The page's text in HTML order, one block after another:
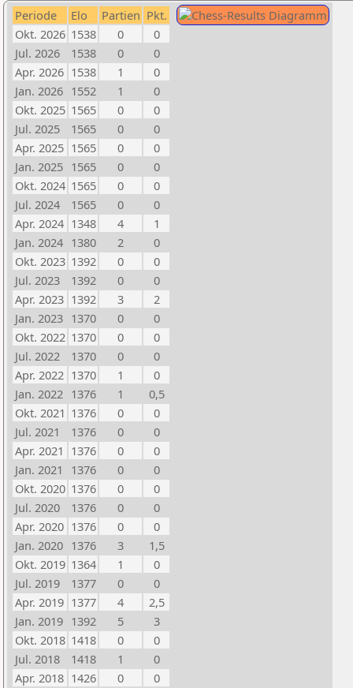
Periode Elo Partien Pkt.
Okt. 2026 1538 0
0
Jul. 2026
1538 0
0
Apr. 2026 1538 1
0
Jan. 2026 1552 1
0
Okt. 2025 1565 0
0
Jul. 2025
1565 0
0
Apr. 2025 1565 0
0
Jan. 2025 1565 0
0
Okt. 2024 1565 0
0
Jul. 2024
1565 0
0
Apr. 2024 1348 4
1
Jan. 2024 1380 2
0
Okt. 2023 1392 0
0
Jul. 2023
1392 0
0
Apr. 2023 1392 3
2
Jan. 2023 1370 0
0
Okt. 2022 1370 0
0
Jul. 2022
1370 0
0
Apr. 2022 1370 1
0
Jan. 2022 1376 1
0,5
Okt. 2021 1376 0
0
Jul. 2021
1376 0
0
Apr. 2021 1376 0
0
Jan. 2021
1376 0
0
Okt. 2020 1376 0
0
Jul. 2020
1376 0
0
Apr. 2020 1376 0
0
Jan. 2020 1376 3
1,5
Okt. 2019 1364 1
0
Jul. 2019
1377 0
0
Apr. 2019 1377 4
2,5
Jan. 2019 1392 5
3
Okt. 2018 1418 0
0
Jul. 2018
1418 1
0
Apr. 2018 1426 0
0